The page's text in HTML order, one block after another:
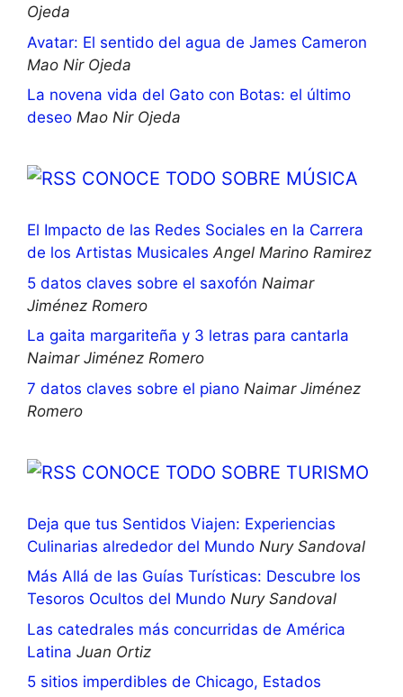
Ojeda
Avatar: El sentido del agua de James Cameron
Mao Nir Ojeda
La novena vida del Gato con Botas: el último
deseo Mao Nir Ojeda
CONOCE TODO SOBRE MÚSICA
El Impacto de las Redes Sociales en la Carrera
de los Artistas Musicales Angel Marino Ramirez
5 datos claves sobre el saxofón Naimar
Jiménez Romero
La gaita margariteña y 3 letras para cantarla
Naimar Jiménez Romero
7 datos claves sobre el piano Naimar Jiménez
Romero
CONOCE TODO SOBRE TURISMO
Deja que tus Sentidos Viajen: Experiencias
Culinarias alrededor del Mundo Nury Sandoval
Más Allá de las Guías Turísticas: Descubre los
Tesoros Ocultos del Mundo Nury Sandoval
Las catedrales más concurridas de América
Latina Juan Ortiz
5 sitios imperdibles de Chicago, Estados